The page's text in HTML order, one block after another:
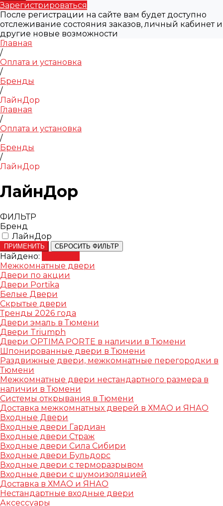
Зарегистрироваться
После регистрации на сайте вам будет доступно
отслеживание состояния заказов, личный кабинет и
другие новые возможности
Главная
/
Оплата и установка
/
Бренды
/
ЛайнДор
Главная
/
Оплата и установка
/
Бренды
/
ЛайнДор
ЛайнДор
ФИЛЬТР
Бренд
ЛайнДор
ПРИМЕНИТЬ СБРОСИТЬ ФИЛЬТР
Найдено:
Межкомнатные двери
Двери по акции
Двери Portika
Белые Двери
Скрытые двери
Тренды 2026 года
Двери эмаль в Тюмени
Двери Triumph
Двери OPTIMA PORTE в наличии в Тюмени
Шпонированные двери в Тюмени
Раздвижные двери, межкомнатные перегородки в
Тюмени
Межкомнатные двери нестандартного размера в
наличии в Тюмени
Системы открывания в Тюмени
Доставка межкомнатных дверей в ХМАО и ЯНАО
Входные Двери
Входные двери Гардиан
Входные двери Страж
Входные двери Сила Сибири
Входные двери Бульдорс
Входные двери с терморазрывом
Входные двери с шумоизоляцией
Доставка в ХМАО и ЯНАО
Нестандартные входные двери
Аксессуары